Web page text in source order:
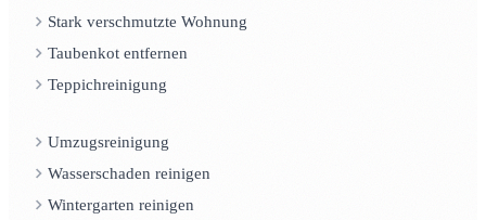
Stark verschmutzte Wohnung
Taubenkot entfernen
Teppichreinigung
Umzugsreinigung
Wasserschaden reinigen
Wintergarten reinigen